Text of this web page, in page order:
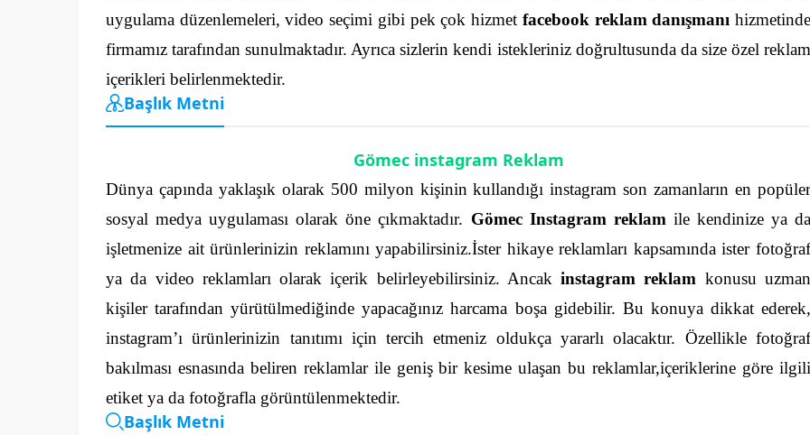
uygulama düzenlemeleri, video seçimi gibi pek çok hizmet facebook reklam danışmanı hizmetinde
firmamız tarafından sunulmaktadır. Ayrıca sizlerin kendi istekleriniz doğrultusunda da size özel reklam
içerikleri belirlenmektedir.
Başlık Metni
Gömec instagram Reklam
Dünya çapında yaklaşık olarak 500 milyon kişinin kullandığı instagram son zamanların en popüler
sosyal medya uygulaması olarak öne çıkmaktadır. Gömec Instagram reklam ile kendinize ya da
işletmenize ait ürünlerinizin reklamını yapabilirsiniz.İster hikaye reklamları kapsamında ister fotoğraf
ya da video reklamları olarak içerik belirleyebilirsiniz. Ancakinstagram reklam konusu uzman
kişiler tarafından yürütülmediğinde yapacağınız harcama boşa gidebilir. Bu konuya dikkat ederek,
instagram’ı ürünlerinizin tanıtımı için tercih etmeniz oldukça yararlı olacaktır. Özellikle fotoğraf
bakılması esnasında beliren reklamlar ile geniş bir kesime ulaşan bu reklamlar,içeriklerine göre ilgili
etiket ya da fotoğrafla görüntülenmektedir.
Başlık Metni